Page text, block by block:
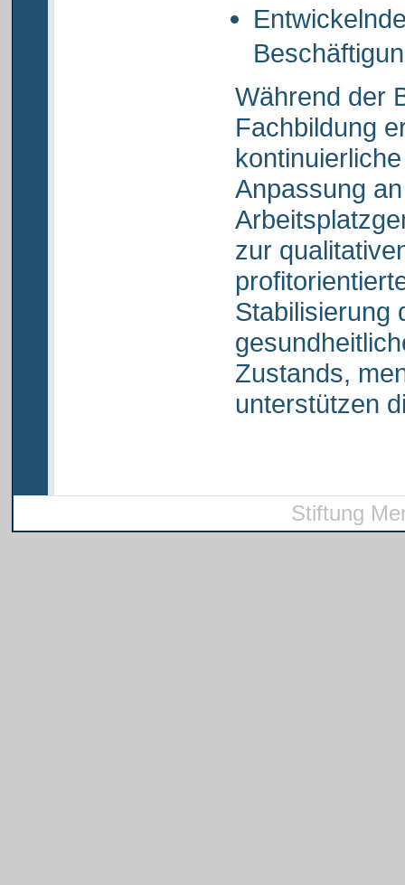
Während der
Fachbildung
Anpassung
zur
Stabilisierung
Zustands,
unterstützen
Stiftung